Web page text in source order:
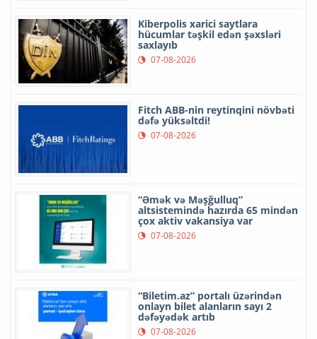
Kiberpolis xarici saytlara
hücumlar təşkil edən şəxsləri
saxlayıb
07-08-2026
Fitch ABB-nin reytinqini növbəti
dəfə yüksəltdi!
07-08-2026
“Əmək və Məşğulluq”
altsistemində hazırda 65 mindən
çox aktiv vakansiya var
07-08-2026
“Biletim.az” portalı üzərindən
onlayn bilet alanların sayı 2
dəfəyədək artıb
07-08-2026